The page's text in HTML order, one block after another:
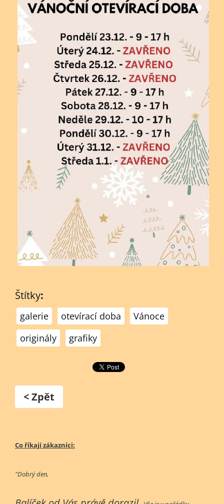
Štítky:
galerie otevírací doba
Vánoce
originály
grafiky
< Zpět
Co říkají zákazníci:
"Dobrý den,